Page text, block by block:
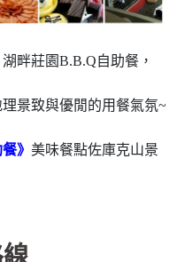
湖畔莊園B.B.Q自助餐，
景致與優閒的用餐氣氛~
》美味餐點佐庫克山景